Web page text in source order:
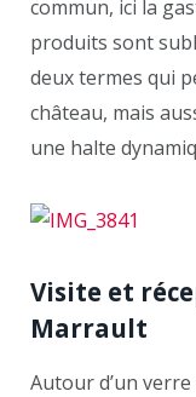
commun, ici la
produits sont
deux termes qui
château, mais
une halte
Visite et
Marrault
Autour d’un verre